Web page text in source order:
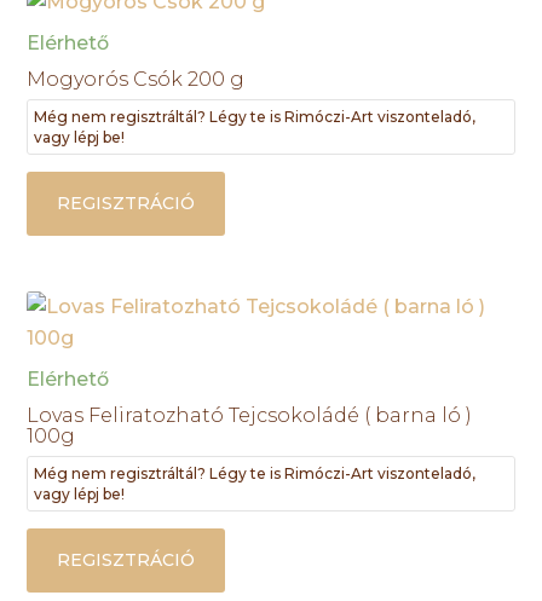
Elérhető
Mogyorós Csók 200 g
Még nem regisztráltál? Légy te is Rimóczi-Art viszonteladó,
vagy lépj be!
REGISZTRÁCIÓ
Elérhető
Lovas Feliratozható Tejcsokoládé ( barna ló )
100g
Még nem regisztráltál? Légy te is Rimóczi-Art viszonteladó,
vagy lépj be!
REGISZTRÁCIÓ